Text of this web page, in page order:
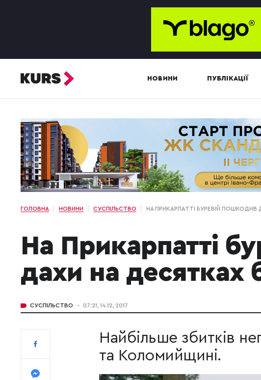
НОВИНИ ПУБЛІКАЦІЇ
ГОЛОВНА НОВИНИ СУСПІЛЬСТВО НА ПРИКАРПАТТІ БУРЕВІЙ ПОШКОДИВ
На Прикарпатті
дахи на десятках
СУСПІЛЬСТВО 07:21, 14.12, 2017
Найбільше збитків
та Коломийщині.